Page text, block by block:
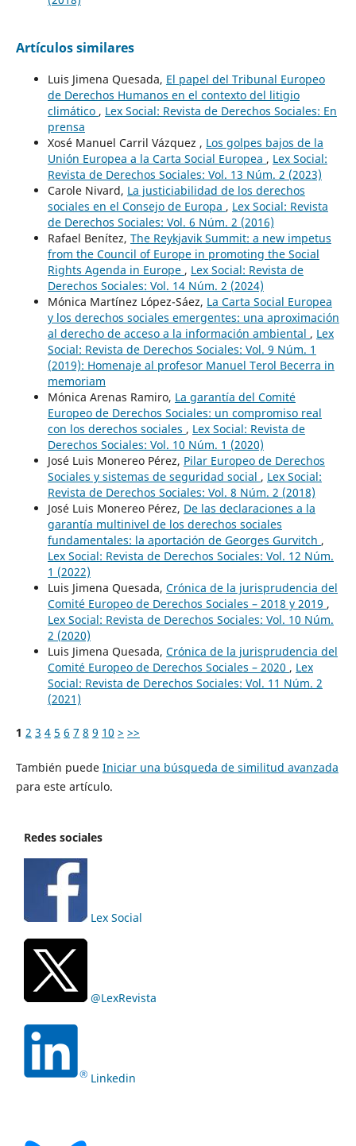
Artículos similares
Luis Jimena Quesada, El papel del Tribunal Europeo
de Derechos Humanos en el contexto del litigio
climático , Lex Social: Revista de Derechos Sociales: En
prensa
Xosé Manuel Carril Vázquez , Los golpes bajos de la
Unión Europea a la Carta Social Europea , Lex Social:
Revista de Derechos Sociales: Vol. 13 Núm. 2 (2023)
Carole Nivard, La justiciabilidad de los derechos
sociales en el Consejo de Europa , Lex Social: Revista
de Derechos Sociales: Vol. 6 Núm. 2 (2016)
Rafael Benítez, The Reykjavik Summit: a new impetus
from the Council of Europe in promoting the Social
Rights Agenda in Europe , Lex Social: Revista de
Derechos Sociales: Vol. 14 Núm. 2 (2024)
Mónica Martínez López-Sáez, La Carta Social Europea
y los derechos sociales emergentes: una aproximación
al derecho de acceso a la información ambiental , Lex
Social: Revista de Derechos Sociales: Vol. 9 Núm. 1
(2019): Homenaje al profesor Manuel Terol Becerra in
memoriam
Mónica Arenas Ramiro, La garantía del Comité
Europeo de Derechos Sociales: un compromiso real
con los derechos sociales , Lex Social: Revista de
Derechos Sociales: Vol. 10 Núm. 1 (2020)
José Luis Monereo Pérez, Pilar Europeo de Derechos
Sociales y sistemas de seguridad social , Lex Social:
Revista de Derechos Sociales: Vol. 8 Núm. 2 (2018)
José Luis Monereo Pérez, De las declaraciones a la
garantía multinivel de los derechos sociales
fundamentales: la aportación de Georges Gurvitch ,
Lex Social: Revista de Derechos Sociales: Vol. 12 Núm.
1 (2022)
Luis Jimena Quesada, Crónica de la jurisprudencia del
Comité Europeo de Derechos Sociales – 2018 y 2019 ,
Lex Social: Revista de Derechos Sociales: Vol. 10 Núm.
2 (2020)
Luis Jimena Quesada, Crónica de la jurisprudencia del
Comité Europeo de Derechos Sociales – 2020 , Lex
Social: Revista de Derechos Sociales: Vol. 11 Núm. 2
(2021)
1 2 3 4 5 6 7 8 9 10 > >>
También puede Iniciar una búsqueda de similitud avanzada
para este artículo.
Redes sociales
Lex Social
@LexRevista
Linkedin